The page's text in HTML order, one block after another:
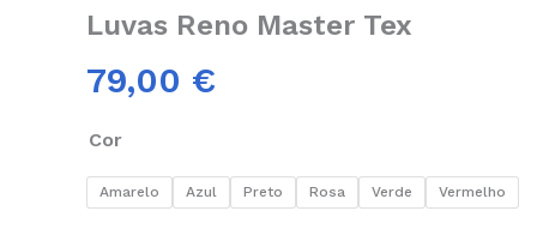
Luvas Reno Master Tex
79,00 €
Cor
Amarelo Azul Preto Rosa Verde Vermelho